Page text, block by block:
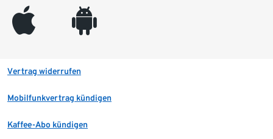
appleinc android
Vertrag widerrufen
Mobilfunkvertrag kündigen
Kaffee-Abo kündigen